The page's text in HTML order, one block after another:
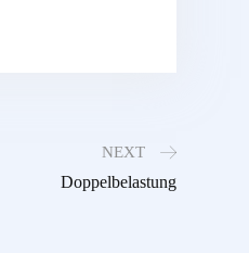
NEXT
Doppelbelastung